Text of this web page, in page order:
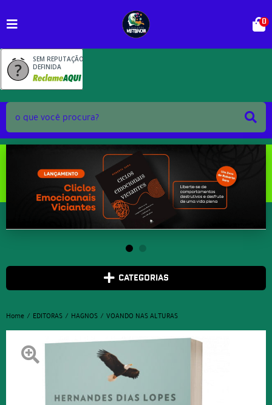
SEM REPUTAÇÃO
DEFINIDA
0
CATEGORIAS
Home EDITORAS HAGNOS VOANDO NAS ALTURAS